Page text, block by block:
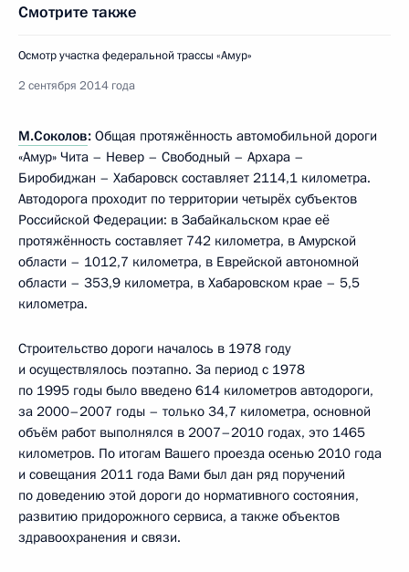
Смотрите также
Осмотр участка федеральной трассы «Амур»
2 сентября 2014 года
М.Соколов: Общая протяжённость автомобильной дороги
«Амур» Чита – Невер – Свободный – Архара –
Биробиджан – Хабаровск составляет 2114,1 километра.
Автодорога проходит по территории четырёх субъектов
Российской Федерации: в Забайкальском крае её
протяжённость составляет 742 километра, в Амурской
области – 1012,7 километра, в Еврейской автономной
области – 353,9 километра, в Хабаровском крае – 5,5
километра.
Строительство дороги началось в 1978 году
и осуществлялось поэтапно. За период с 1978
по 1995 годы было введено 614 километров автодороги,
за 2000–2007 годы – только 34,7 километра, основной
объём работ выполнялся в 2007–2010 годах, это 1465
километров. По итогам Вашего проезда осенью 2010 года
и совещания 2011 года Вами был дан ряд поручений
по доведению этой дороги до нормативного состояния,
развитию придорожного сервиса, а также объектов
здравоохранения и связи.